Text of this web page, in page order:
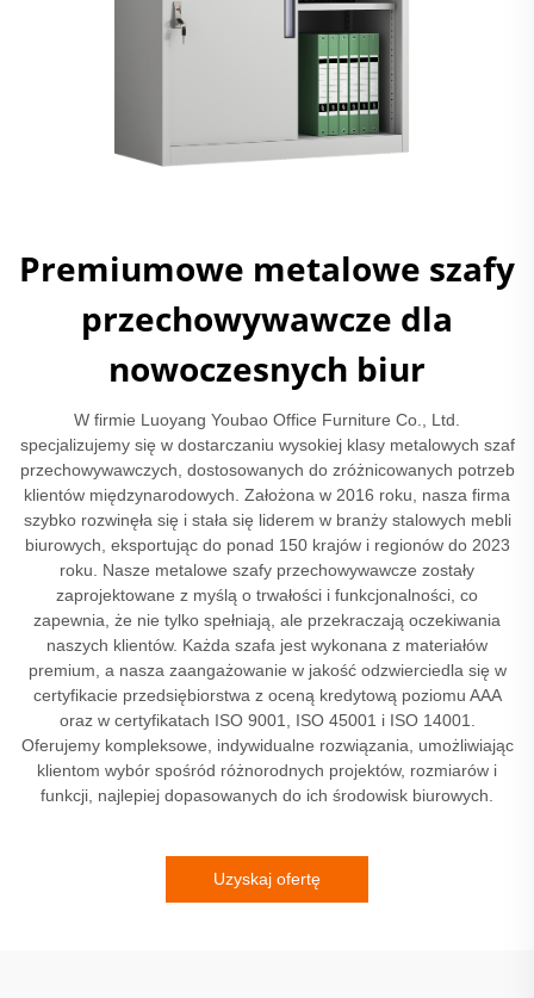
Premiumowe metalowe szafy
przechowywawcze dla
nowoczesnych biur
W firmie Luoyang Youbao Office Furniture Co., Ltd.
specjalizujemy się w dostarczaniu wysokiej klasy metalowych szaf
przechowywawczych, dostosowanych do zróżnicowanych potrzeb
klientów międzynarodowych. Założona w 2016 roku, nasza firma
szybko rozwinęła się i stała się liderem w branży stalowych mebli
biurowych, eksportując do ponad 150 krajów i regionów do 2023
roku. Nasze metalowe szafy przechowywawcze zostały
zaprojektowane z myślą o trwałości i funkcjonalności, co
zapewnia, że nie tylko spełniają, ale przekraczają oczekiwania
naszych klientów. Każda szafa jest wykonana z materiałów
premium, a nasza zaangażowanie w jakość odzwierciedla się w
certyfikacie przedsiębiorstwa z oceną kredytową poziomu AAA
oraz w certyfikatach ISO 9001, ISO 45001 i ISO 14001.
Oferujemy kompleksowe, indywidualne rozwiązania, umożliwiając
klientom wybór spośród różnorodnych projektów, rozmiarów i
funkcji, najlepiej dopasowanych do ich środowisk biurowych.
Uzyskaj ofertę